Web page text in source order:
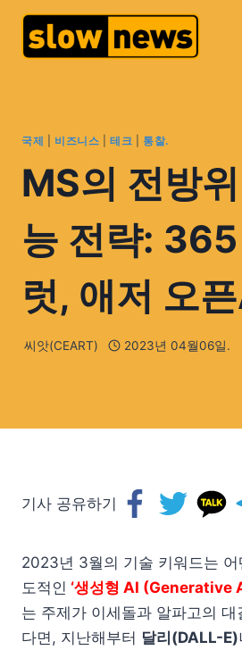
국제 비즈니스 |테크 통찰.
MS의 전방
능 전략:
럿, 애저 오
씨앗(CEART) 2023년 04월06일.
기사 공유하기
2023년 3월의 기술 키워드는
도적인 ‘생성형 AI (Generative
는 주제가 이세돌과 알파고의 대
다면, 지난해부터 달리(DALL-E)